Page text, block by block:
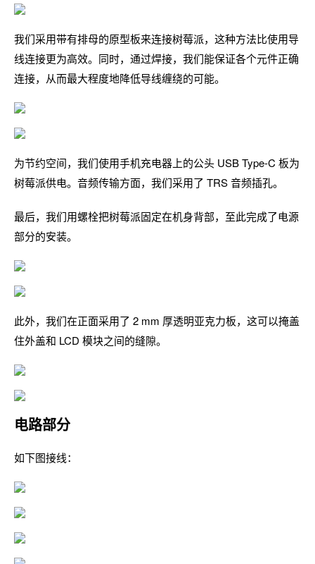
我们采用带有排母的原型板来连接树莓派，这种方法比使用导
线连接更为高效。同时，通过焊接，我们能保证各个元件正确
连接，从而最大程度地降低导线缠绕的可能。
为节约空间，我们使用手机充电器上的公头 USB Type-C 板为
树莓派供电。音频传输方面，我们采用了 TRS 音频插孔。
最后，我们用螺栓把树莓派固定在机身背部，至此完成了电源
部分的安装。
此外，我们在正面采用了 2 mm 厚透明亚克力板，这可以掩盖
住外盖和 LCD 模块之间的缝隙。
电路部分
如下图接线：